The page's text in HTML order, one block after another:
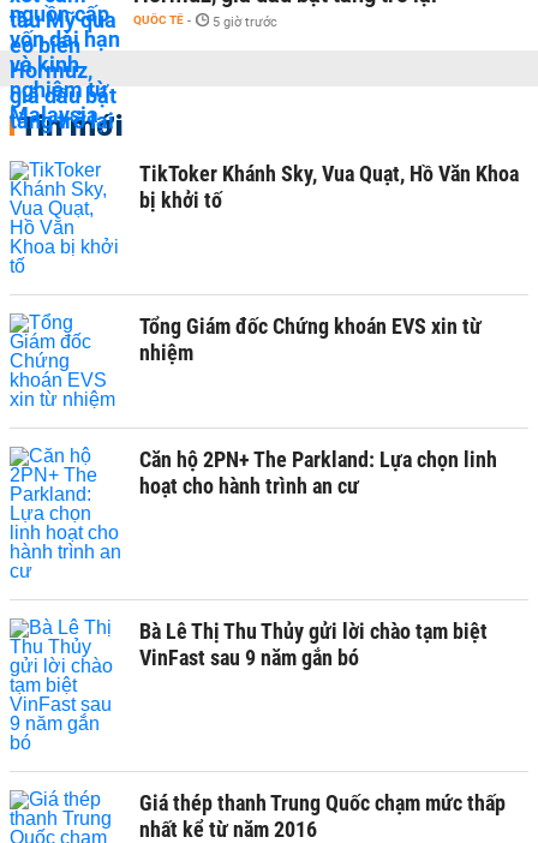
QUỐC TẾ - 5 giờ trước
Tin mới
TikToker Khánh Sky, Vua Quạt, Hồ Văn Khoa
bị khởi tố
Tổng Giám đốc Chứng khoán EVS xin từ
nhiệm
Căn hộ 2PN+ The Parkland: Lựa chọn linh
hoạt cho hành trình an cư
Bà Lê Thị Thu Thủy gửi lời chào tạm biệt
VinFast sau 9 năm gắn bó
Giá thép thanh Trung Quốc chạm mức thấp
nhất kể từ năm 2016